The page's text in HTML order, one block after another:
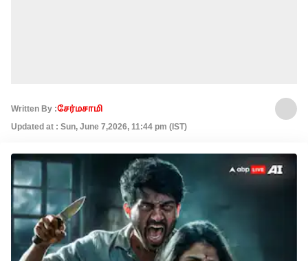
Written By :சேர்மசாமி
Updated at : Sun, June 7,2026, 11:44 pm (IST)